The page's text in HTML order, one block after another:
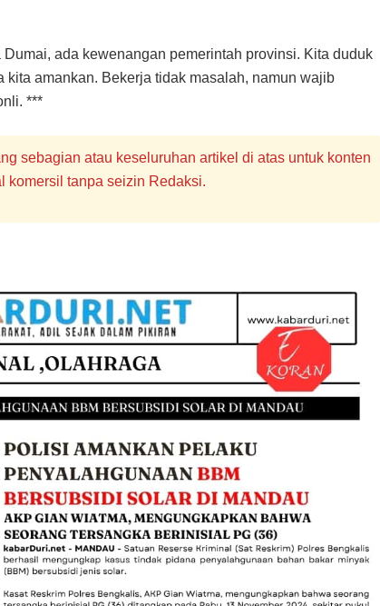
ada kewenangan pemerintah provinsi. Kita duduk
amankan. Bekerja tidak masalah, namun wajib
***
sebagian atau keseluruhan artikel di atas untuk konten
komersil tanpa seizin Redaksi.